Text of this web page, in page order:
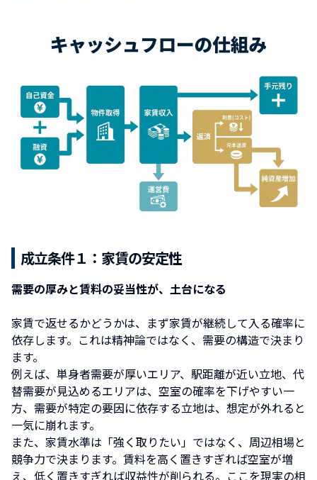
成立条件１：家賃の安定性
需要の厚みと賃料の妥当性が、土台になる
家賃で返せるかどうかは、まず家賃が継続して入る確率に
依存します。これは精神論ではなく、需要の構造で決まり
ます。
例えば、単身者需要が厚いエリア、駅距離が近い立地、代
替需要が見込めるエリアは、空室の確率を下げやすい一
方、需要が特定の要因に依存する立地は、想定が外れると
一気に崩れます。
また、家賃水準は「強く取りたい」ではなく、周辺相場と
競争力で決まります。賃料を高く置きすぎれば空室が増
え、低く置きすぎれば収益性が削られる。ここを現実の相